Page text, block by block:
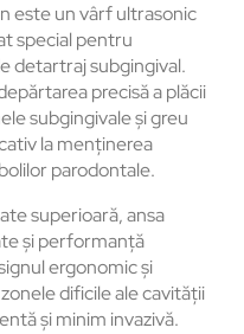
este un vârf ultrasonic
special pentru
detartraj subgingival.
precisă a plăcii
subgingivale și greu
la menținerea
parodontale.
superioară, ansa
și performanță
ergonomic și
dificile ale cavității
și minim invazivă.